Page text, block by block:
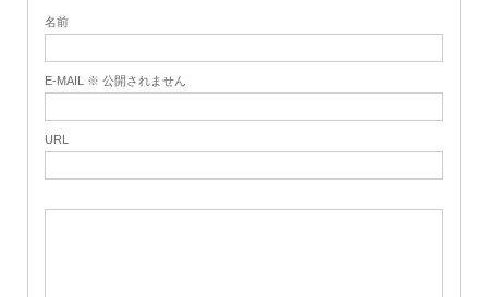
名前
E-MAIL ※ 公開されません
URL